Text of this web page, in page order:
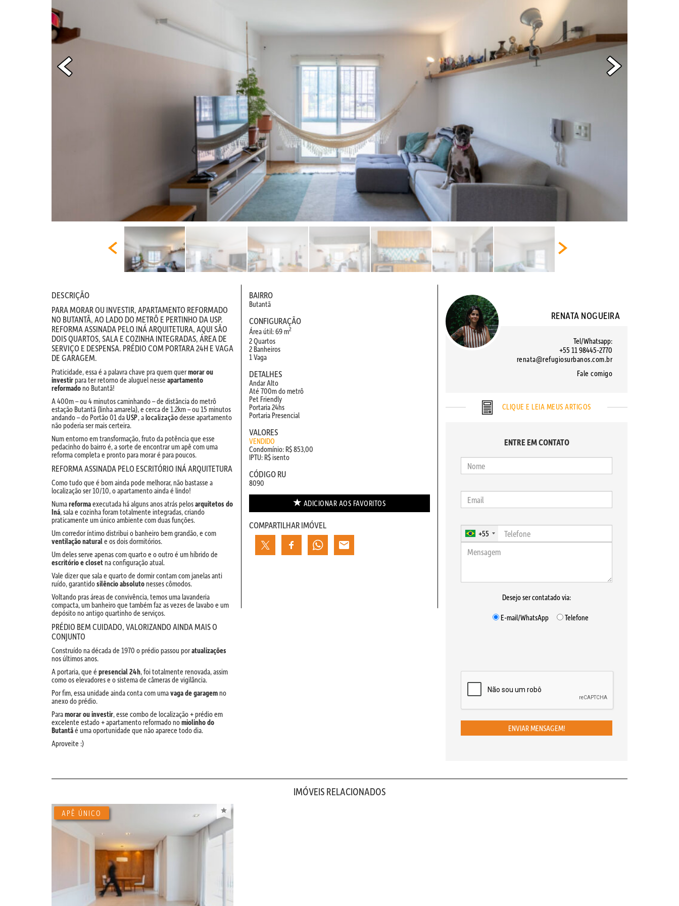
DESCRIÇÃO
PARA MORAR OU INVESTIR, APARTAMENTO REFORMADO
NO BUTANTÃ, AO LADO DO METRÔ E PERTINHO DA USP.
REFORMA ASSINADA PELO INÁ ARQUITETURA, AQUI SÃO
DOIS QUARTOS, SALA E COZINHA INTEGRADAS, ÁREA DE
SERVIÇO E DESPENSA. PRÉDIO COM PORTARA 24H E VAGA
DE GARAGEM.
Praticidade, essa é a palavra chave pra quem quermorar ou
investirpara ter retorno de aluguel nesse apartamento
reformadono Butantã!
A 400m – ou 4 minutos caminhando – de distância do metrô
estação Butantã (linha amarela), e cerca de 1.2km – ou 15 minutos
andando – do Portão 01 daUSP, alocalizaçãodesse apartamento
não poderia ser mais certeira.
Num entorno em transformação, fruto da potência que esse
pedacinho do bairro é, a sorte de encontrar um apê com uma
reforma completa e pronto para morar é para poucos.
REFORMA ASSINADA PELO ESCRITÓRIO INÁ ARQUITETURA
Como tudo que é bom ainda pode melhorar, não bastasse a
localização ser 10/10, o apartamento ainda é lindo!
Numareformaexecutada há alguns anos atrás pelosarquitetos do
Iná, sala e cozinha foram totalmente integradas, criando
praticamente um único ambiente com duas funções.
Um corredor íntimo distribui o banheiro bem grandão, e com
ventilação naturale os dois dormitórios.
Um deles serve apenas com quarto e o outro é um híbrido de
escritório e closetna configuração atual.
Vale dizer que sala e quarto de dormir contam com janelas anti
ruído, garantidosilêncio absolutonesses cômodos.
Voltando pras áreas de convivência, temos uma lavanderia
compacta, um banheiro que também faz as vezes de lavabo e um
depósito no antigo quartinho de serviços.
PRÉDIO BEM CUIDADO, VALORIZANDO AINDA MAIS O
CONJUNTO
Construído na década de 1970 o prédio passou poratualizações
nos últimos anos.
A portaria, que é presencial 24h, foi totalmente renovada, assim
como os elevadores e o sistema de câmeras de vigilância.
Por fim, essa unidade ainda conta com umavaga de garagemno
anexo do prédio.
Paramorar ou investir, esse combo de localização + prédio em
excelente estado + apartamento reformado nomiolinho do
Butantãé uma oportunidade que não aparece todo dia.
Aproveite :)
BAIRRO
Butantã
CONFIGURAÇÃO
Área útil: 69 m2
2 Quartos
2 Banheiros
1 Vaga
DETALHES
Andar Alto
Até 700m do metrô
Pet Friendly
Portaria 24hs
Portaria Presencial
VALORES
VENDIDO
Condomínio: R$ 853,00
IPTU: R$ isento
CÓDIGO RU
8090
ADICIONAR AOS FAVORITOS
COMPARTILHAR IMÓVEL
RENATA NOGUEIRA
Tel/Whatsapp:
+55 11 98445-2770
renata@refugiosurbanos.com.br
Fale comigo
CLIQUE E LEIA MEUS ARTIGOS
ENTRE EM CONTATO
+55
Desejo ser contatado via:
E-mail/WhatsApp
Telefone
ENVIAR MENSAGEM!
IMÓVEIS RELACIONADOS